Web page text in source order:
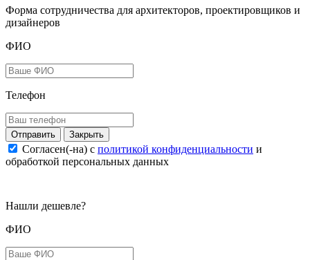
Форма сотрудничества для архитекторов, проектировщиков и
дизайнеров
ФИО
Телефон
Закрыть
Согласен(-на) c политикой конфиденциальности и
обработкой персональных данных
Нашли дешевле?
ФИО